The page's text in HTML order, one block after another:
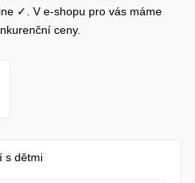
✓. V e-shopu pro vás máme
ceny.
s dětmi